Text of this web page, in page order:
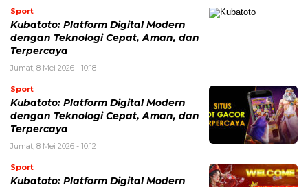
Sport
Kubatoto: Platform Digital Modern
dengan Teknologi Cepat, Aman, dan
Terpercaya
Jumat, 8 Mei 2026 - 10:18
Sport
Kubatoto: Platform Digital Modern
dengan Teknologi Cepat, Aman, dan
Terpercaya
Jumat, 8 Mei 2026 - 10:12
Sport
Kubatoto: Platform Digital Modern